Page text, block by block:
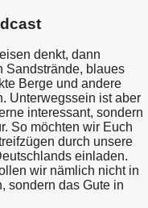
denkt, dann
Sandstrände, blaues
Berge und andere
Unterwegssein ist aber
interessant, sondern
So möchten wir Euch
durch unsere
einladen.
wir nämlich nicht in
sondern das Gute in